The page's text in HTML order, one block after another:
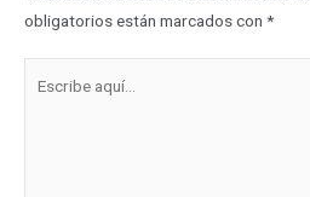
obligatorios están marcados con *
aquí...